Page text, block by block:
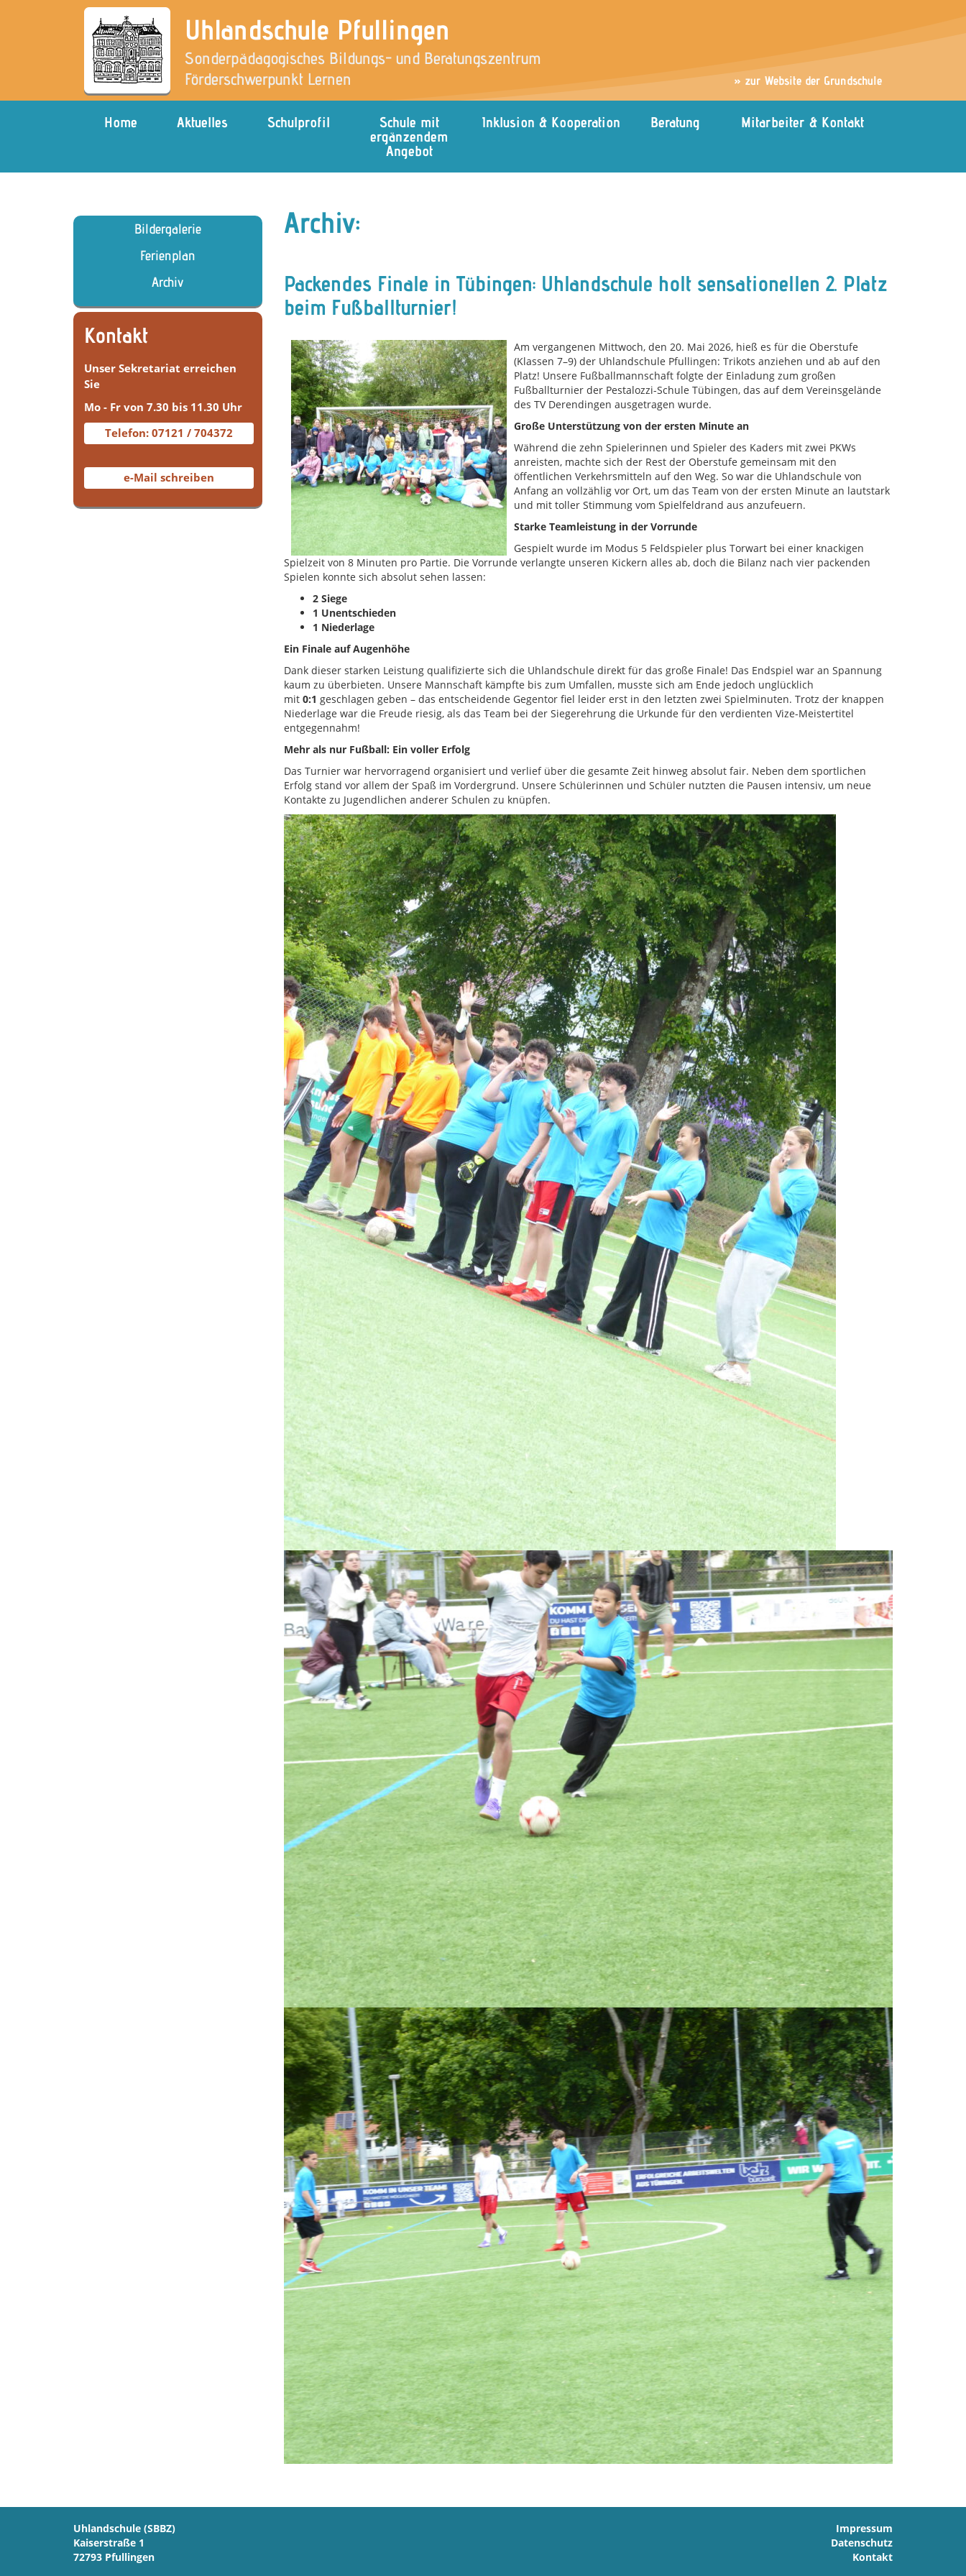
Uhlandschule Pfullingen
Sonderpädagogisches Bildungs- und Beratungszentrum
Förderschwerpunkt Lernen
» zur Website der Grundschule
Home Aktuelles Schulprofil
Schule mit
ergänzendem
Angebot
Inklusion & Kooperation Beratung Mitarbeiter & Kontakt
Archiv:
Packendes Finale in Tübingen: Uhlandschule holt sensationellen 2. Platz
beim Fußballturnier!
Am vergangenen Mittwoch, den 20. Mai 2026, hieß es für die Oberstufe
(Klassen 7–9) der Uhlandschule Pfullingen: Trikots anziehen und ab auf den
Platz! Unsere Fußballmannschaft folgte der Einladung zum großen
Fußballturnier der Pestalozzi-Schule Tübingen, das auf dem Vereinsgelände
des TV Derendingen ausgetragen wurde.
Große Unterstützung von der ersten Minute an
Während die zehn Spielerinnen und Spieler des Kaders mit zwei PKWs
anreisten, machte sich der Rest der Oberstufe gemeinsam mit den
öffentlichen Verkehrsmitteln auf den Weg. So war die Uhlandschule von
Anfang an vollzählig vor Ort, um das Team von der ersten Minute an lautstark
und mit toller Stimmung vom Spielfeldrand aus anzufeuern.
Starke Teamleistung in der Vorrunde
Gespielt wurde im Modus 5 Feldspieler plus Torwart bei einer knackigen
Spielzeit von 8 Minuten pro Partie. Die Vorrunde verlangte unseren Kickern alles ab, doch die Bilanz nach vier packenden
Spielen konnte sich absolut sehen lassen:
2 Siege
1 Unentschieden
1 Niederlage
Ein Finale auf Augenhöhe
Dank dieser starken Leistung qualifizierte sich die Uhlandschule direkt für das große Finale! Das Endspiel war an Spannung
kaum zu überbieten. Unsere Mannschaft kämpfte bis zum Umfallen, musste sich am Ende jedoch unglücklich
mit 0:1 geschlagen geben – das entscheidende Gegentor fiel leider erst in den letzten zwei Spielminuten. Trotz der knappen
Niederlage war die Freude riesig, als das Team bei der Siegerehrung die Urkunde für den verdienten Vize-Meistertitel
entgegennahm!
Mehr als nur Fußball: Ein voller Erfolg
Das Turnier war hervorragend organisiert und verlief über die gesamte Zeit hinweg absolut fair. Neben dem sportlichen
Erfolg stand vor allem der Spaß im Vordergrund. Unsere Schülerinnen und Schüler nutzten die Pausen intensiv, um neue
Kontakte zu Jugendlichen anderer Schulen zu knüpfen.
Bildergalerie
Ferienplan
Archiv
Kontakt
Unser Sekretariat erreichen
Sie
Mo - Fr von 7.30 bis 11.30 Uhr
Telefon: 07121 / 704372
e-Mail schreiben
Uhlandschule (SBBZ)
Kaiserstraße 1
72793 Pfullingen
Impressum
Datenschutz
Kontakt